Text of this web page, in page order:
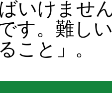
いけませ
す。難し
こと」。